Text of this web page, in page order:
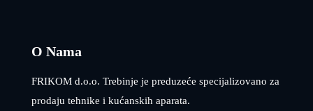
O Nama
FRIKOM d.o.o. Trebinje je preduzeće specijalizovano za
prodaju tehnike i kućanskih aparata.